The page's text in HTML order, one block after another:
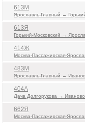
613М
Ярославль-Главный →
613Я
Горький-Московский →
414Ж
Москва-Пассажирская-
483М
Ярославль-Главный →
404А
Дача Долгорукова → Иваново
662Я
Москва-Пассажирская-